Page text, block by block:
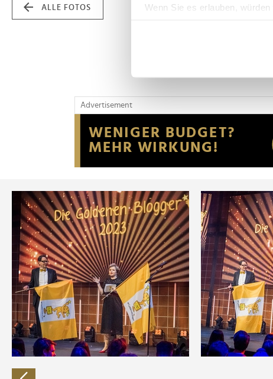
Wenn Sie es erlauben,
Erfahren Sie mehr darüber,
Wir verwenden Cookies, um
Website an unsere Partner für
möglicherweise mit weiteren
der Dienste gesammelt haben.
ALLE FOTOS
Advertisement